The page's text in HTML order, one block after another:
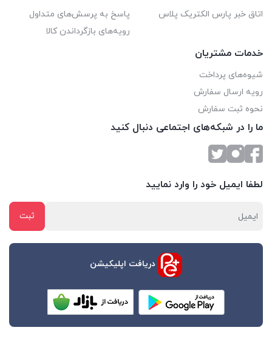
اتاق خبر پارس الکتریک پلاس
پاسخ به پرسش‌های متداول
رویه‌های بازگرداندن کالا
خدمات مشتریان
شیوه‌های پرداخت
رویه ارسال سفارش
نحوه ثبت سفارش
ما را در شبکه‌های اجتماعی دنبال کنید
لطفا ایمیل خود را وارد نمایید
دریافت اپلیکیشن